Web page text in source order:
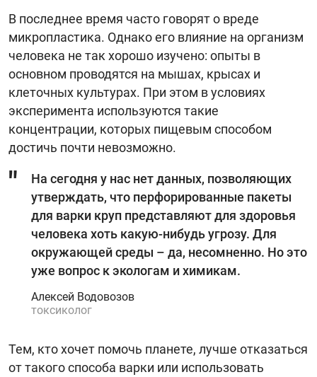
В последнее время часто говорят о вреде
микропластика. Однако его влияние на организм
человека не так хорошо изучено: опыты в
основном проводятся на мышах, крысах и
клеточных культурах. При этом в условиях
эксперимента используются такие
концентрации, которых пищевым способом
достичь почти невозможно.
На сегодня у нас нет данных, позволяющих
утверждать, что перфорированные пакеты
для варки круп представляют для здоровья
человека хоть какую-нибудь угрозу. Для
окружающей среды – да, несомненно. Но это
уже вопрос к экологам и химикам.
Алексей Водовозов
токсиколог
Тем, кто хочет помочь планете, лучше отказаться
от такого способа варки или использовать